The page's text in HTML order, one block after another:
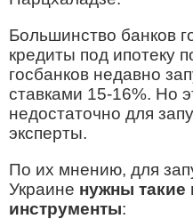
Большинство банков
кредиты под ипотеку
госбанков недавно
ставками 15-16%. Но
недостаточно для
эксперты.
По их мнению, для
Украине нужны
инструменты: